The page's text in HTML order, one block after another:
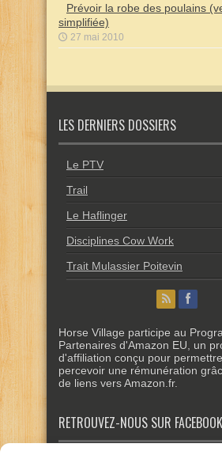
Prévoir la robe des poulains
simplifiée)
27 mai 2010
LES DERNIERS DOSSIERS
Le PTV
Trail
Le Haflinger
Disciplines Cow Work
Trait Mulassier Poitevin
Horse Village participe au
Partenaires d'Amazon EU, un
d'affiliation conçu pour
percevoir une rémunération
de liens vers Amazon.fr.
RETROUVEZ-NOUS SUR FACEBOOK